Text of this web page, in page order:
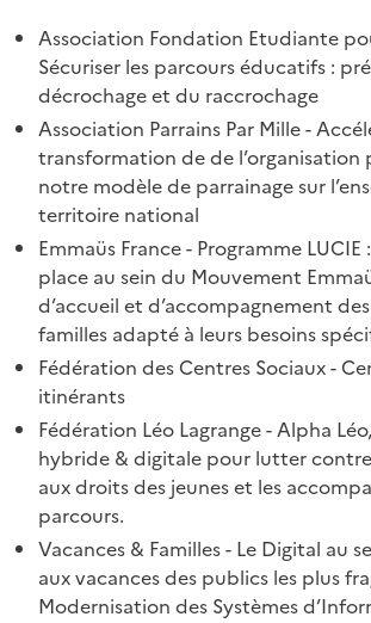
Association Fondation Etudiante
Sécuriser les parcours éducatifs :
décrochage et du raccrochage
Association Parrains Par Mille -
transformation de de l’organisation
notre modèle de parrainage sur
territoire national
Emmaüs France - Programme
place au sein du Mouvement
d’accueil et d’accompagnement
familles adapté à leurs besoins
Fédération des Centres Sociaux -
itinérants
Fédération Léo Lagrange - Alpha
hybride & digitale pour lutter
aux droits des jeunes et les
parcours.
Vacances & Familles - Le Digital au
aux vacances des publics les plus
Modernisation des Systèmes